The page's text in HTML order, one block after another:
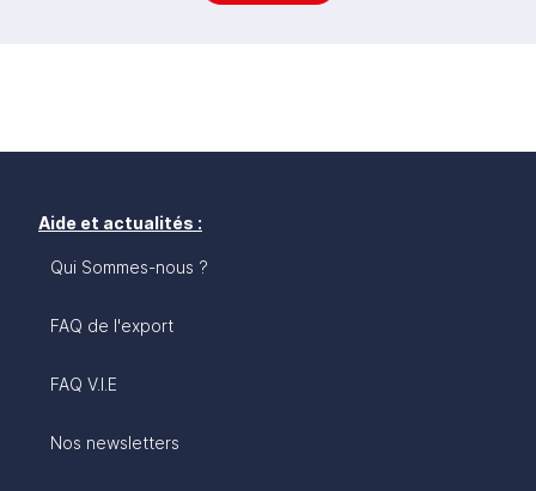
Aide et actualités :
Qui Sommes-nous ?
FAQ de l'export
FAQ V.I.E
Nos newsletters